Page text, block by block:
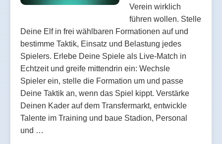
Verein wirklich
führen wollen. Stelle
Deine Elf in frei wählbaren Formationen auf und
bestimme Taktik, Einsatz und Belastung jedes
Spielers. Erlebe Deine Spiele als Live-Match in
Echtzeit und greife mittendrin ein: Wechsle
Spieler ein, stelle die Formation um und passe
Deine Taktik an, wenn das Spiel kippt. Verstärke
Deinen Kader auf dem Transfermarkt, entwickle
Talente im Training und baue Stadion, Personal
und …